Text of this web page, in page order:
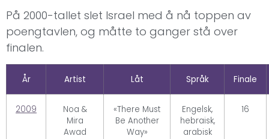
På 2000-tallet slet Israel med å nå toppen av
poengtavlen, og måtte to ganger stå over
finalen.
År Artist Låt Språk Finale
2009
Noa &
Mira
Awad
«There Must
Be Another
Way»
Engelsk,
hebraisk,
arabisk
16